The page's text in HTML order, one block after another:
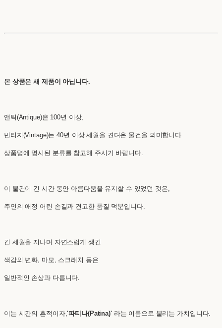
본 상품은 새 제품이 아닙니다.
앤틱(Antique)은 100년 이상,
빈티지(Vintage)는 40년 이상 세월을 견뎌온 물건을 의미합니다.
상품명에 명시된 분류를 참고해 주시기 바랍니다.
이 물건이 긴 시간 동안 아름다움을 유지할 수 있었던 것은,
주인의 애정 어린 손길과 견고한 품질 덕분입니다.
긴 세월을 지나며 자연스럽게 생긴
색감의 변화, 마모, 스크래치 등은
일반적인 손상과 다릅니다.
이는 시간의 흔적이자,'파티나(Patina)'라는 이름으로 불리는 가치입니다.